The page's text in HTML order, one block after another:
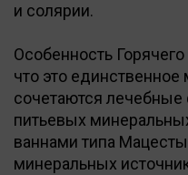
и солярии.
Особенность
что это единственное
сочетаются лечебные
питьевых
ваннами типа
минеральных